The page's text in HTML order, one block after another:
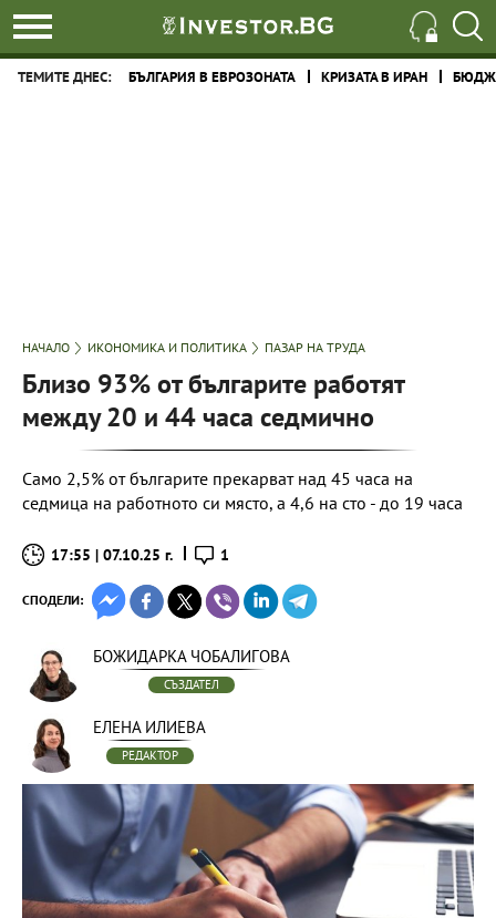
ТЕМИТЕ ДНЕС: БЪЛГАРИЯ В ЕВРОЗОНАТА КРИЗАТА В ИРАН
НАЧАЛО ИКОНОМИКА И ПОЛИТИКА ПАЗАР НА ТРУДА
Близо 93% от българите работят
между 20 и 44 часа седмично
Само 2,5% от българите прекарват над 45 часа на
седмица на работното си място, а 4,6 на сто - до 19 часа
17:55 | 07.10.25 г. 1
СПОДЕЛИ:
БОЖИДАРКА ЧОБАЛИГОВА
СЪЗДАТЕЛ
ЕЛЕНА ИЛИЕВА
РЕДАКТОР